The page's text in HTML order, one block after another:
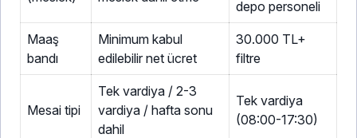
depo personeli
Maaş
bandı
Minimum kabul
edilebilir net ücret
30.000 TL+
filtre
Mesai tipi
Tek vardiya / 2-3
vardiya / hafta sonu
dahil
Tek vardiya
(08:00-17:30)